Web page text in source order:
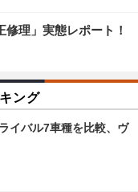
理」実態レポート！
ング
イバル7車種を比較、ヴ